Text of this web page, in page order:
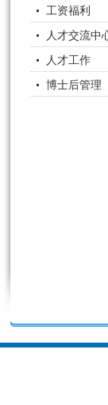
工资福利
人才交流中
人才工作
博士后管理